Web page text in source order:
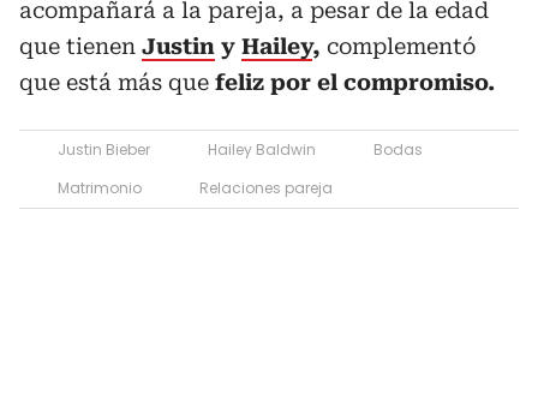
acompañará a la pareja, a pesar de la edad
que tienen Justin y Hailey, complementó
que está más que feliz por el compromiso.
Justin Bieber Hailey Baldwin
Bodas
Matrimonio
Relaciones pareja